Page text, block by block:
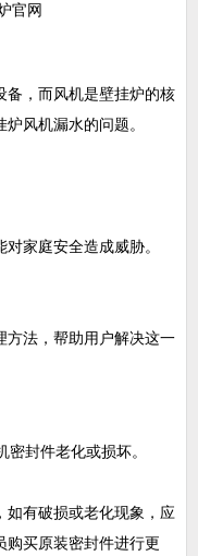
官网
备，而风机是壁挂炉的核
风机漏水的问题。
家庭安全造成威胁。
方法，帮助用户解决这一
封件老化或损坏。
如有破损或老化现象，应
购买原装密封件进行更